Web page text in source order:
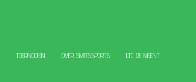
TOERNOOIEN OVER SMITSSPORTS LTC DE MEENT